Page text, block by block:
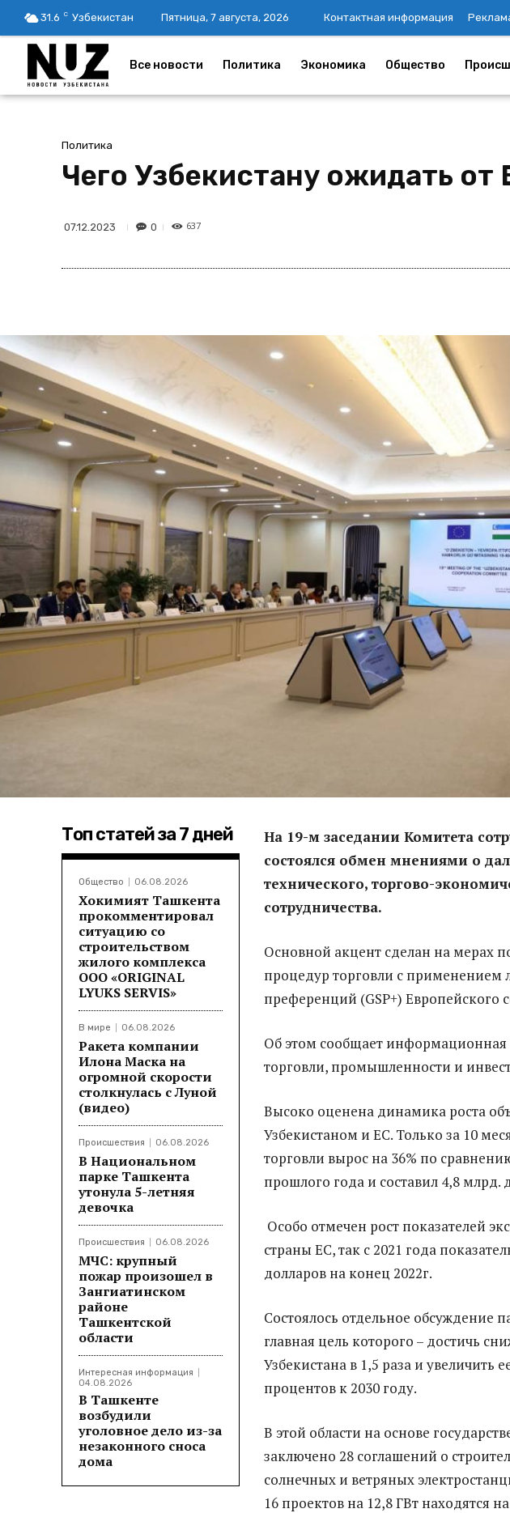
31.6 C Узбекистан Пятница, 7 августа, 2026 Контактная информация
Все новости Политика Экономика Общество
Политика
Чего Узбекистану ожидать от
07.12.2023 0 637
Топ статей за 7 дней
Общество 06.08.2026
Хокимият Ташкента
прокомментировал
ситуацию со
строительством
жилого комплекса
ООО «ORIGINAL
LYUKS SERVIS»
В мире 06.08.2026
Ракета компании
Илона Маска на
огромной скорости
столкнулась с Луной
(видео)
Происшествия 06.08.2026
В Национальном
парке Ташкента
утонула 5-летняя
девочка
Происшествия 06.08.2026
МЧС: крупный
пожар произошел в
Зангиатинском
районе
Ташкентской
области
Интересная информация
04.08.2026
В Ташкенте
возбудили
уголовное дело из-за
незаконного сноса
дома
На 19-м заседании Комитета
состоялся обмен мнениями о
технического, торгово-
сотрудничества.
Основной акцент сделан на мерах
процедур торговли с применением
преференций (GSP+) Европейского
Об этом сообщает
торговли, промышленности и
Высоко оценена динамика роста
Узбекистаном и ЕС. Только за 10
торговли вырос на 36% по
прошлого года и составил 4,8 млрд.
Особо отмечен рост показателей
страны ЕС, так с 2021 года
долларов на конец 2022г.
Состоялось отдельное обсуждение
главная цель которого – достичь
Узбекистана в 1,5 раза и увеличить
процентов к 2030 году.
В этой области на основе
заключено 28 соглашений о
солнечных и ветряных
16 проектов на 12,8 ГВт находятся